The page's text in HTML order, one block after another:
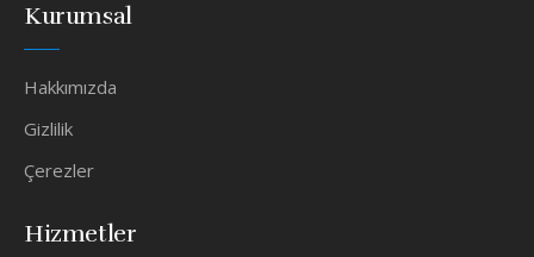
Kurumsal
Hakkımızda
Gizlilik
Çerezler
Hizmetler